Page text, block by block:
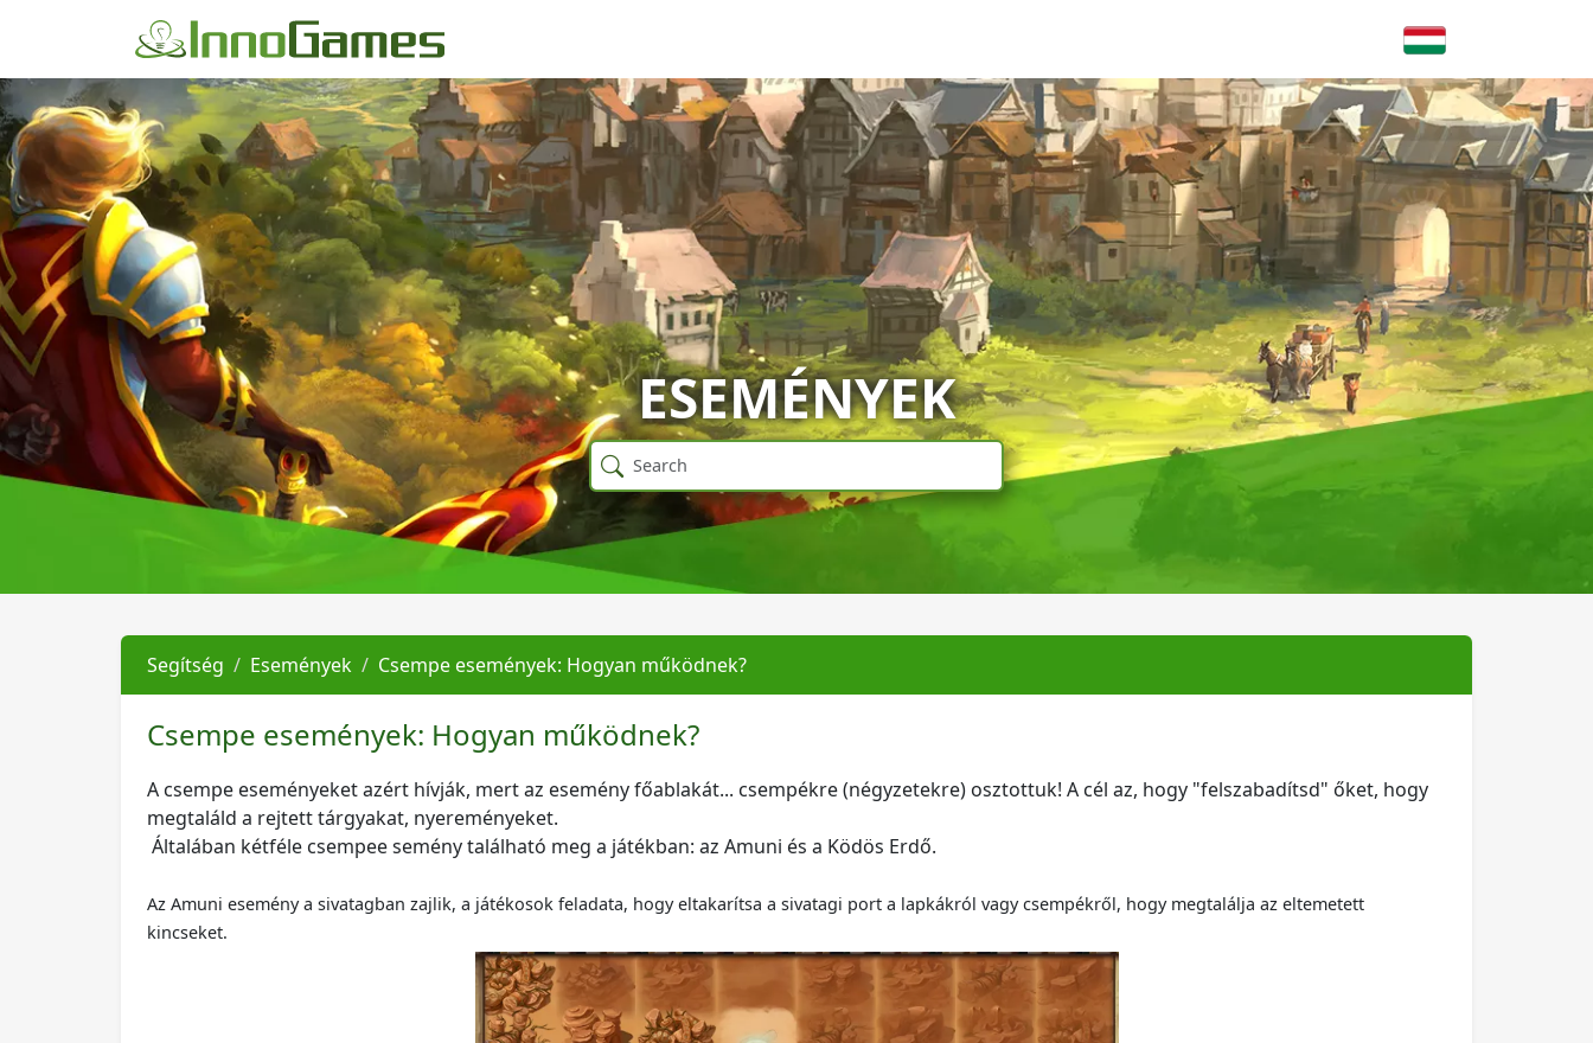
ESEMÉNYEK
Segítség Események Csempe események: Hogyan működnek?
Csempe események: Hogyan működnek?
A csempe eseményeket azért hívják, mert az esemény főablakát... csempékre (négyzetekre) osztottuk! A cél az, hogy "felszabadítsd" őket, hogy
megtaláld a rejtett tárgyakat, nyereményeket.
Általában kétféle csempee semény található meg a játékban: az Amuni és a Ködös Erdő.
Az Amuni esemény a sivatagban zajlik, a játékosok feladata, hogy eltakarítsa a sivatagi port a lapkákról vagy csempékről, hogy megtalálja az eltemetett
kincseket.